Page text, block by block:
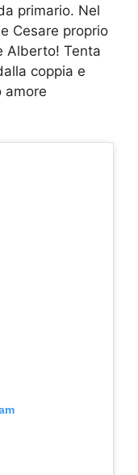
primario. Nel
Cesare proprio
Alberto! Tenta
coppia e
amore